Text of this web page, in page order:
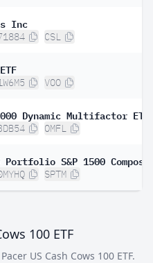
Inc
CSL
VOO
Dynamic Multifactor ETF
OMFL
SPTM
100 ETF
US Cash Cows 100 ETF.